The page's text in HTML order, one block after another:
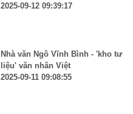
2025-09-12 09:39:17
Nhà văn Ngô Vĩnh Bình - 'kho tư
liệu' văn nhân Việt
2025-09-11 09:08:55